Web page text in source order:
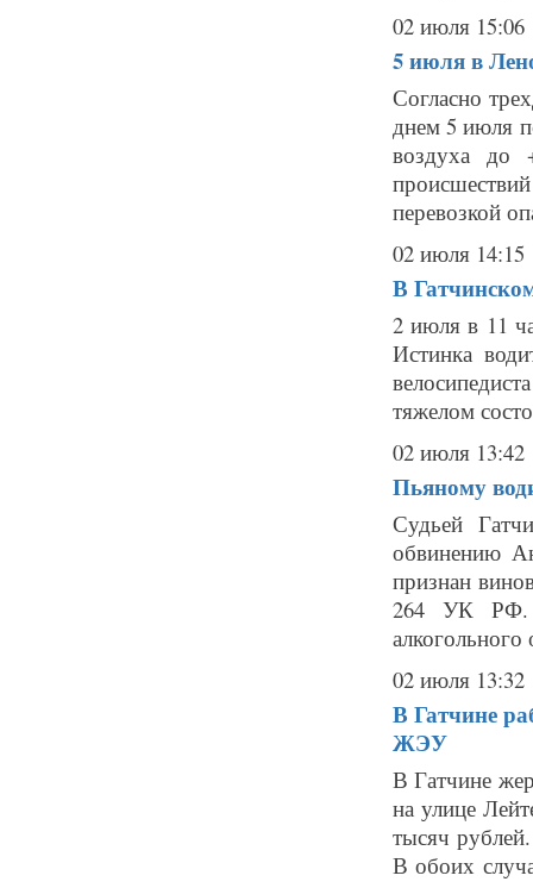
02 июля 15:06
5 июля в
Согласно
днем 5 июля
воздуха до
перевозкой
02 июля 14:15
В
2 июля в 11
Истинка
тяжелом
02 июля 13:42
Пьяному
Судьей
обвинению
признан
264 УК РФ.
алкогольного
02 июля 13:32
В Гатчине
ЖЭУ
В Гатчине
на улице
тысяч
В обоих